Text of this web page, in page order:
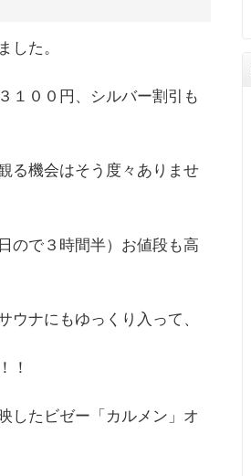
した。
１００円、シルバー割引も
る機会はそう度々ありませ
ので３時間半）お値段も高
ウナにもゆっくり入って、
！
したビゼー「カルメン」オ